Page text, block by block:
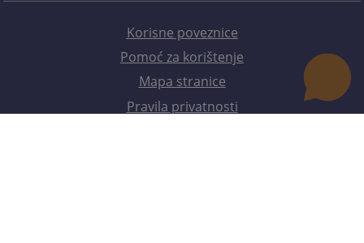
Korisne poveznice
Pomoć za korištenje
Mapa stranice
Pravila privatnosti